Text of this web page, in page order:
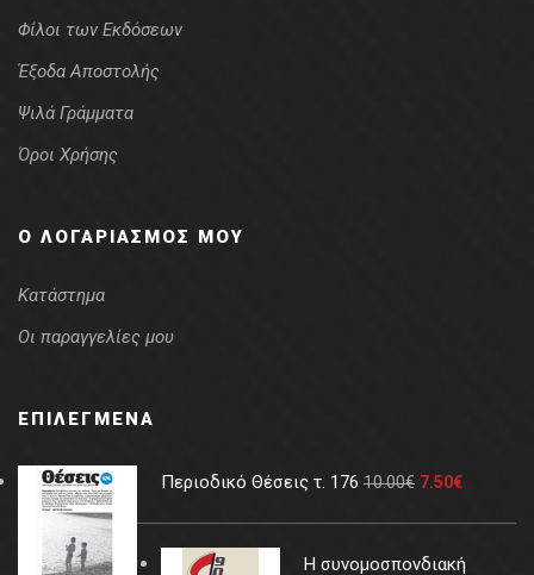
Φίλοι των Εκδόσεων
Έξοδα Αποστολής
Ψιλά Γράμματα
Όροι Χρήσης
Ο ΛΟΓΑΡΙΑΣΜΌΣ ΜΟΥ
Κατάστημα
Οι παραγγελίες μου
ΕΠΙΛΕΓΜΈΝΑ
Περιοδικό Θέσεις τ. 176 10.00€ 7.50€
Η συνομοσπονδιακή